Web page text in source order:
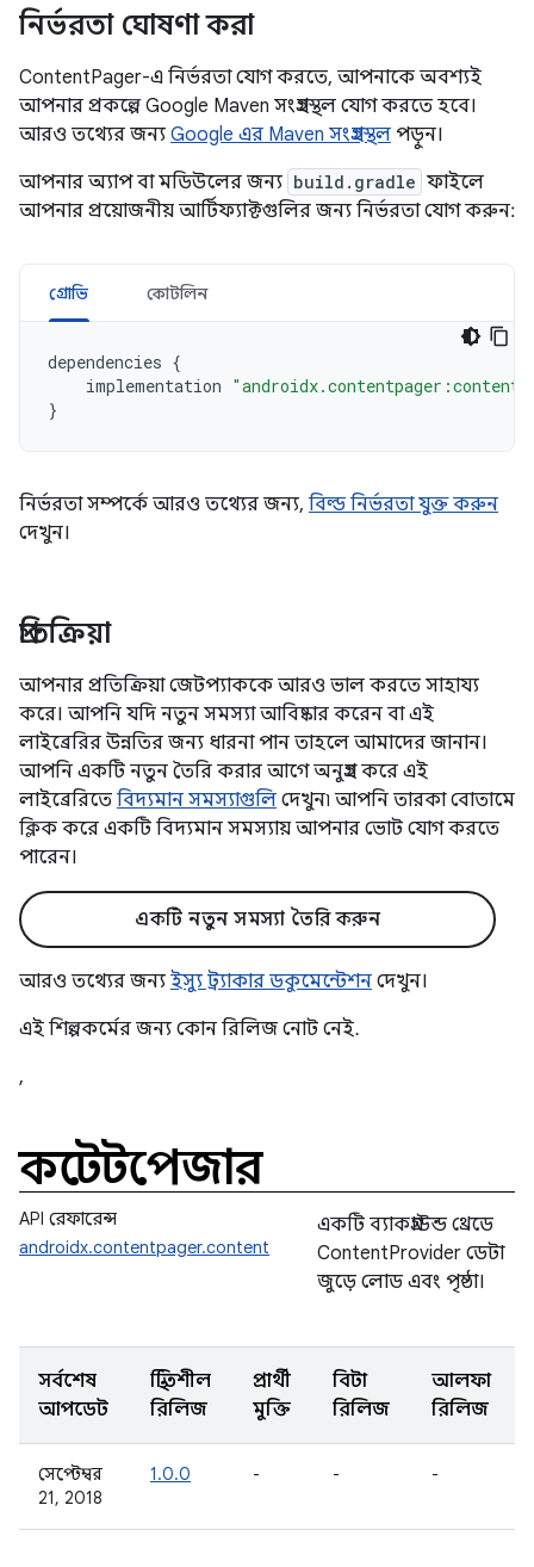
নির্ভরতা ঘোষণা করা
ContentPager-এ নির্ভরতা যোগ করতে, আপনাকে অবশ্যই
আপনার প্রকল্পে Google Maven সংগ্রহস্থল যোগ করতে হবে।
আরও তথ্যের জন্য Google এর Maven সংগ্রহস্থল পড়ুন।
আপনার অ্যাপ বা মডিউলের জন্য build.gradle ফাইলে
আপনার প্রয়োজনীয় আর্টিফ্যাক্টগুলির জন্য নির্ভরতা যোগ করুন:
গ্রোভি কোটলিন
dependencies {
implementation
}
নির্ভরতা সম্পর্কে আরও তথ্যের জন্য, বিল্ড নির্ভরতা যুক্ত করুন
দেখুন।
প্রতিক্রিয়া
আপনার প্রতিক্রিয়া জেটপ্যাককে আরও ভাল করতে সাহায্য
করে। আপনি যদি নতুন সমস্যা আবিষ্কার করেন বা এই
লাইব্রেরির উন্নতির জন্য ধারনা পান তাহলে আমাদের জানান।
আপনি একটি নতুন তৈরি করার আগে অনুগ্রহ করে এই
লাইব্রেরিতে বিদ্যমান সমস্যাগুলি দেখুন৷ আপনি তারকা বোতামে
ক্লিক করে একটি বিদ্যমান সমস্যায় আপনার ভোট যোগ করতে
পারেন।
একটি নতুন সমস্যা তৈরি করুন
আরও তথ্যের জন্য ইস্যু ট্র্যাকার ডকুমেন্টেশন দেখুন।
এই শিল্পকর্মের জন্য কোন রিলিজ নোট নেই.
,
কন্টেন্টপেজার
API রেফারেন্স
androidx.contentpager.content
একটি ব্যাকগ্রাউন্ড থ্রেডে
ContentProvider ডেটা
জুড়ে লোড এবং পৃষ্ঠা।
সর্বশেষ
আপডেট
স্থিতিশীল
রিলিজ
প্রার্থী
মুক্তি
বিটা
রিলিজ
আলফা
রিলিজ
সেপ্টেম্বর
21, 2018
1.0.0 - - -